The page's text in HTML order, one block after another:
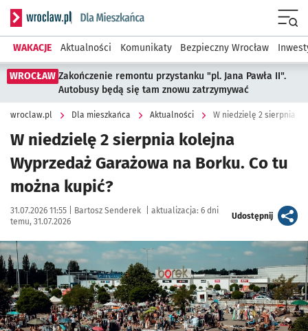
Serwis informacyjny wroclaw.pl podserwis: Dla mieszkańca
WAKACJE Aktualności Komunikaty Bezpieczny Wrocław
WROCŁAW Zakończenie remontu przystanku "pl. Jana Pawła II".
Autobusy będą się tam znowu zatrzymywać
wroclaw.pl Dla mieszkańca Aktualności W niedzielę 2 sierpnia
W niedzielę 2 sierpnia kolejna
Wyprzedaż Garażowa na Borku. Co tu
można kupić?
Data publikacji:
31.07.2026 11:55 | Autor:
Bartosz Senderek aktualizacja: 6 dni
temu, 31.07.2026
Udostępnijartykuł
Kliknij, aby zobaczyć galerię